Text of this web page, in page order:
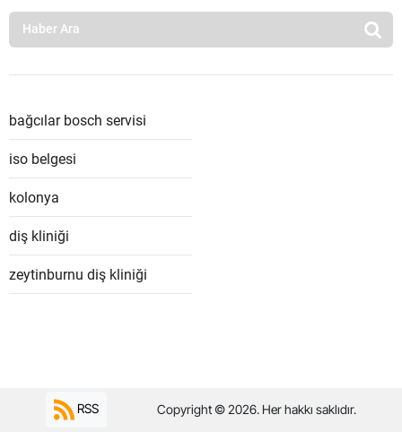
bağcılar bosch servisi
iso belgesi
kolonya
diş kliniği
zeytinburnu diş kliniği
RSS Copyright © 2026. Her hakkı saklıdır.